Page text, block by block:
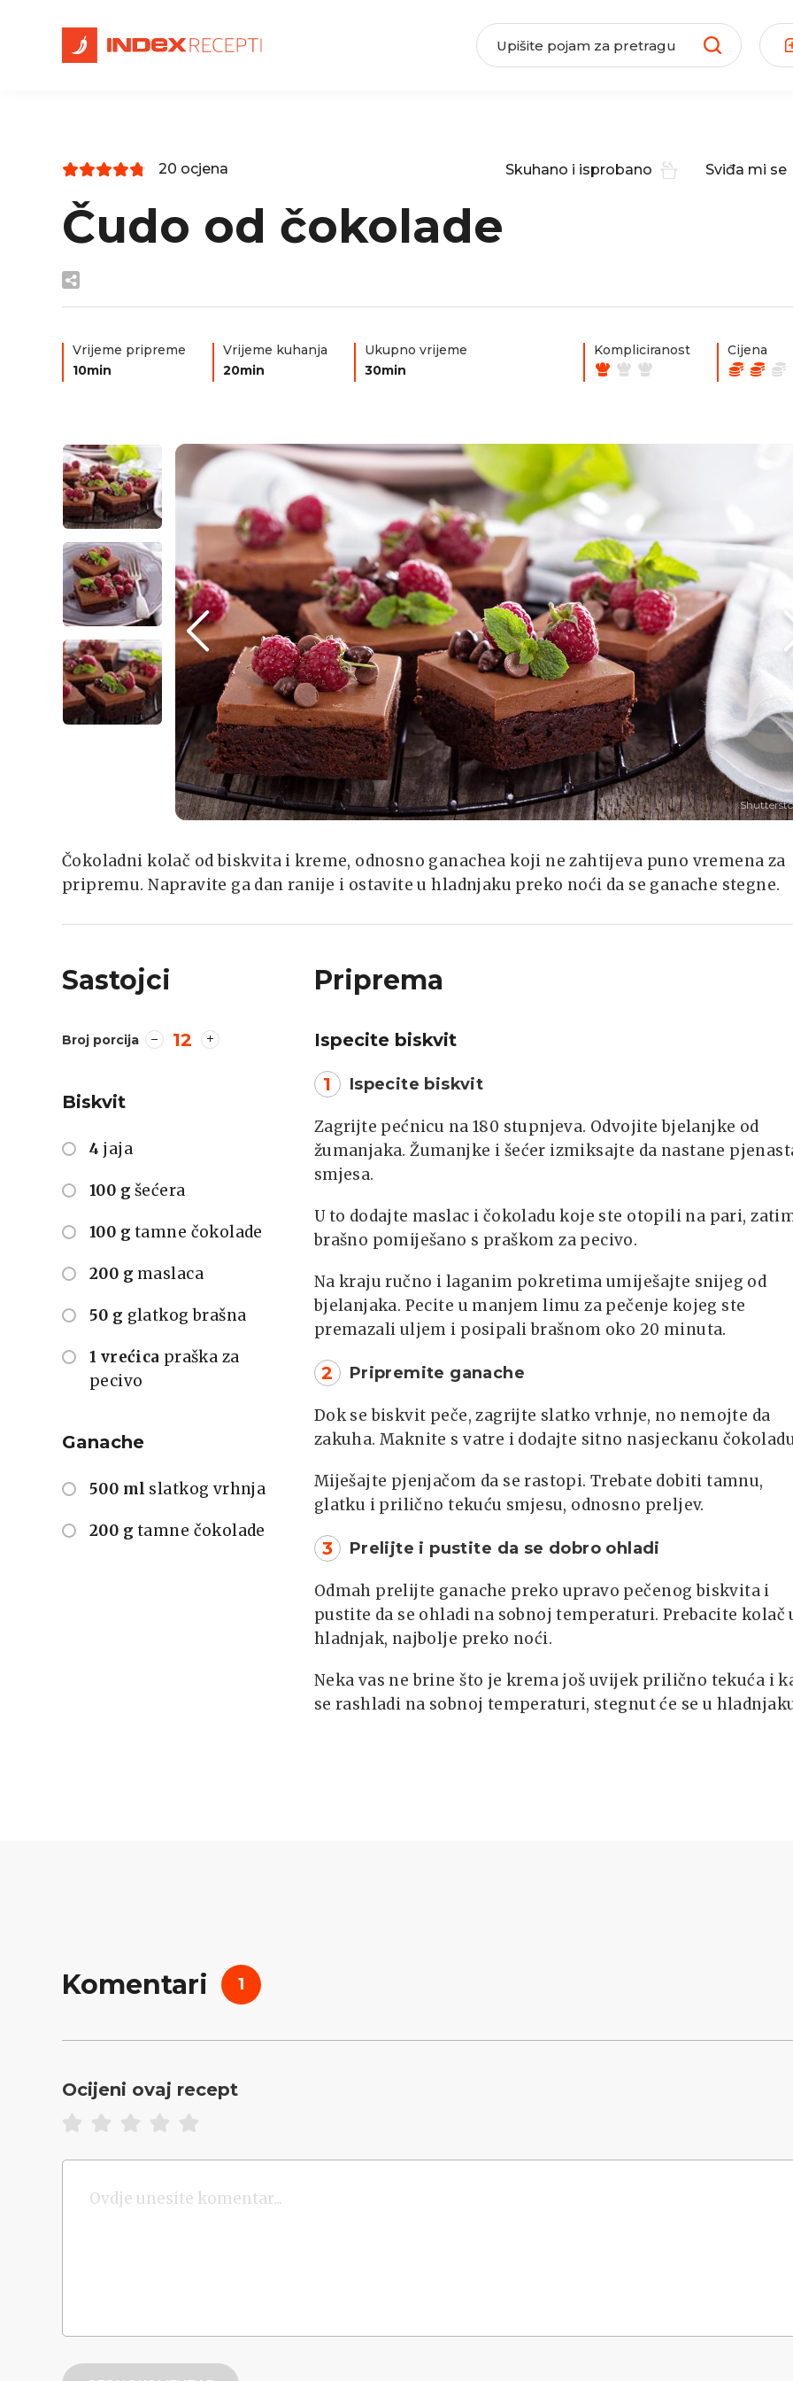
20 ocjena Skuhano i isprobano Sviđa mi se
Čudo od čokolade
Vrijeme pripreme
10min
Vrijeme kuhanja
20min
Ukupno vrijeme
30min
Kompliciranost Cijena
Čokoladni kolač od biskvita i kreme, odnosno ganachea koji ne zahtijeva puno vremena za
pripremu. Napravite ga dan ranije i ostavite u hladnjaku preko noći da se ganache stegne.
Sastojci
Broj porcija 12
Biskvit
4 jaja
100 g šećera
100 g tamne čokolade
200 g maslaca
50 g glatkog brašna
1 vrećica praška za
pecivo
Ganache
500 ml slatkog vrhnja
200 g tamne čokolade
Priprema
Ispecite biskvit
1 Ispecite biskvit
Zagrijte pećnicu na 180 stupnjeva. Odvojite bjelanjke od
žumanjaka. Žumanjke i šećer izmiksajte da nastane
smjesa.
U to dodajte maslac i čokoladu koje ste otopili na pari,
brašno pomiješano s praškom za pecivo.
Na kraju ručno i laganim pokretima umiješajte snijeg od
bjelanjaka. Pecite u manjem limu za pečenje kojeg ste
premazali uljem i posipali brašnom oko 20 minuta.
2 Pripremite ganache
Dok se biskvit peče, zagrijte slatko vrhnje, no nemojte da
zakuha. Maknite s vatre i dodajte sitno nasjeckanu
Miješajte pjenjačom da se rastopi. Trebate dobiti tamnu,
glatku i prilično tekuću smjesu, odnosno preljev.
3 Prelijte i pustite da se dobro ohladi
Odmah prelijte ganache preko upravo pečenog biskvita i
pustite da se ohladi na sobnoj temperaturi. Prebacite kolač
hladnjak, najbolje preko noći.
Neka vas ne brine što je krema još uvijek prilično tekuća i
se rashladi na sobnoj temperaturi, stegnut će se u
Komentari 1
Ocijeni ovaj recept